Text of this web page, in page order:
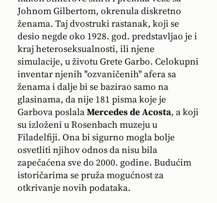
Johnom Gilbertom, okrenula diskretno
ženama. Taj dvostruki rastanak, koji se
desio negde oko 1928. god. predstavljao je i
kraj heteroseksualnosti, ili njene
simulacije, u životu Grete Garbo. Celokupni
inventar njenih "ozvaničenih" afera sa
ženama i dalje bi se bazirao samo na
glasinama, da nije 181 pisma koje je
Garbova poslalaMercedes de Acosta, a koji
su izloženi u Rosenbach muzeju u
Filadelfiji. Ona bi sigurno mogla bolje
osvetliti njihov odnos da nisu bila
zapečaćena sve do 2000. godine. Budućim
istoričarima se pruža mogućnost za
otkrivanje novih podataka.